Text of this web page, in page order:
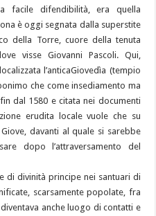
facile difendibilità, era quella
è oggi segnata dalla superstite
della Torre, cuore della tenuta
visse Giovanni Pascoli. Qui,
l’anticaGiovedìa (tempio
che come insediamento ma
dal 1580 e citata nei documenti
erudita locale vuole che su
davanti al quale si sarebbe
dopo l’attraversamento del
di divinità principe nei santuari di
scarsamente popolate, fra
anche luogo di contatti e